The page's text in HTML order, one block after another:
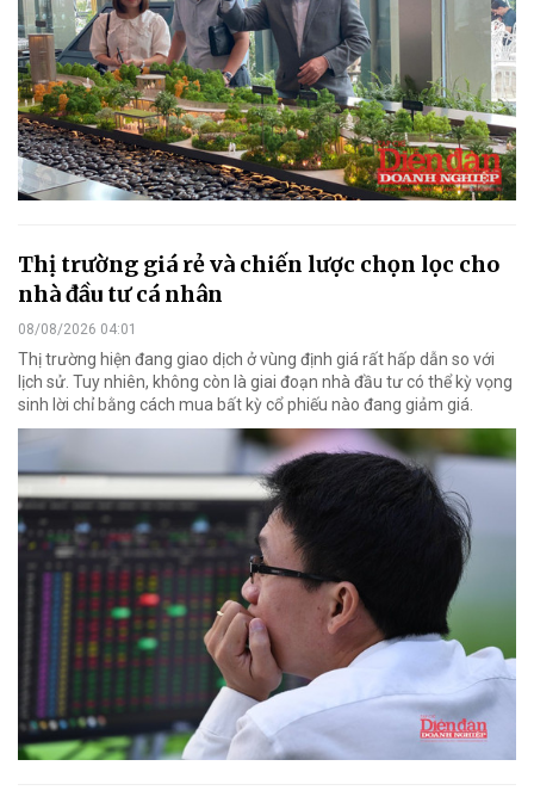
Thị trường giá rẻ và chiến lược chọn lọc cho
nhà đầu tư cá nhân
08/08/2026 04:01
Thị trường hiện đang giao dịch ở vùng định giá rất hấp dẫn so với
lịch sử. Tuy nhiên, không còn là giai đoạn nhà đầu tư có thể kỳ vọng
sinh lời chỉ bằng cách mua bất kỳ cổ phiếu nào đang giảm giá.